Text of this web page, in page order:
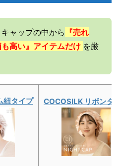
ャップの中から 『売れ
高い』アイテムだけ を厳
紐タイプ COCOSILK リボンタ